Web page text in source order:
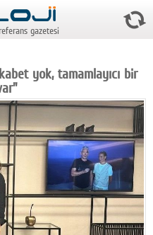
gazetesi
yok, tamamlayıcı bir